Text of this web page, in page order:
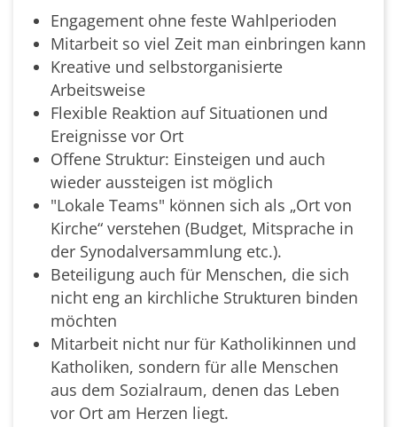
Engagement ohne feste Wahlperioden
Mitarbeit so viel Zeit man einbringen kann
Kreative und selbstorganisierte
Arbeitsweise
Flexible Reaktion auf Situationen und
Ereignisse vor Ort
Offene Struktur: Einsteigen und auch
wieder aussteigen ist möglich
"Lokale Teams" können sich als „Ort von
Kirche“ verstehen (Budget, Mitsprache in
der Synodalversammlung etc.).
Beteiligung auch für Menschen, die sich
nicht eng an kirchliche Strukturen binden
möchten
Mitarbeit nicht nur für Katholikinnen und
Katholiken, sondern für alle Menschen
aus dem Sozialraum, denen das Leben
vor Ort am Herzen liegt.